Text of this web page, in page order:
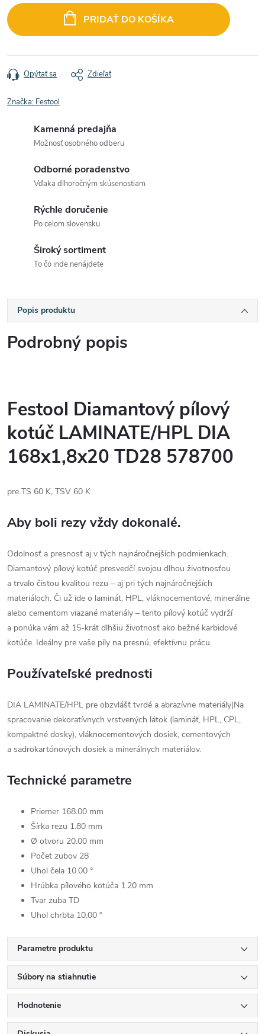
cena:
PRIDAŤ DO KOŠÍKA
Opýtať sa Zdieľať
Značka: Festool
Kamenná predajňa
Možnosť osobného odberu
Odborné poradenstvo
Vďaka dlhoročným skúsenostiam
Rýchle doručenie
Po celom slovensku
Široký sortiment
To čo inde nenájdete
Popis produktu
Podrobný popis
Festool Diamantový pílový
kotúč LAMINATE/HPL DIA
168x1,8x20 TD28 578700
pre TS 60 K, TSV 60 K
Aby boli rezy vždy dokonalé.
Odolnosť a presnosť aj v tých najnáročnejších podmienkach.
Diamantový pílový kotúč presvedčí svojou dlhou životnosťou
a trvalo čistou kvalitou rezu – aj pri tých najnáročnejších
materiáloch. Či už ide o laminát, HPL, vláknocementové, minerálne
alebo cementom viazané materiály – tento pílový kotúč vydrží
a ponúka vám až 15-krát dlhšiu životnosť ako bežné karbidové
kotúče. Ideálny pre vaše píly na presnú, efektívnu prácu.
Používateľské prednosti
DIA LAMINATE/HPL pre obzvlášť tvrdé a abrazívne materiály|Na
spracovanie dekoratívnych vrstvených látok (laminát, HPL, CPL,
kompaktné dosky), vláknocementových dosiek, cementových
a sadrokartónových dosiek a minerálnych materiálov.
Technické parametre
Priemer 168.00 mm
Šírka rezu 1.80 mm
Ø otvoru 20.00 mm
Počet zubov 28
Uhol čela 10.00 °
Hrúbka pílového kotúča 1.20 mm
Tvar zuba TD
Uhol chrbta 10.00 °
Parametre produktu
Súbory na stiahnutie
Hodnotenie